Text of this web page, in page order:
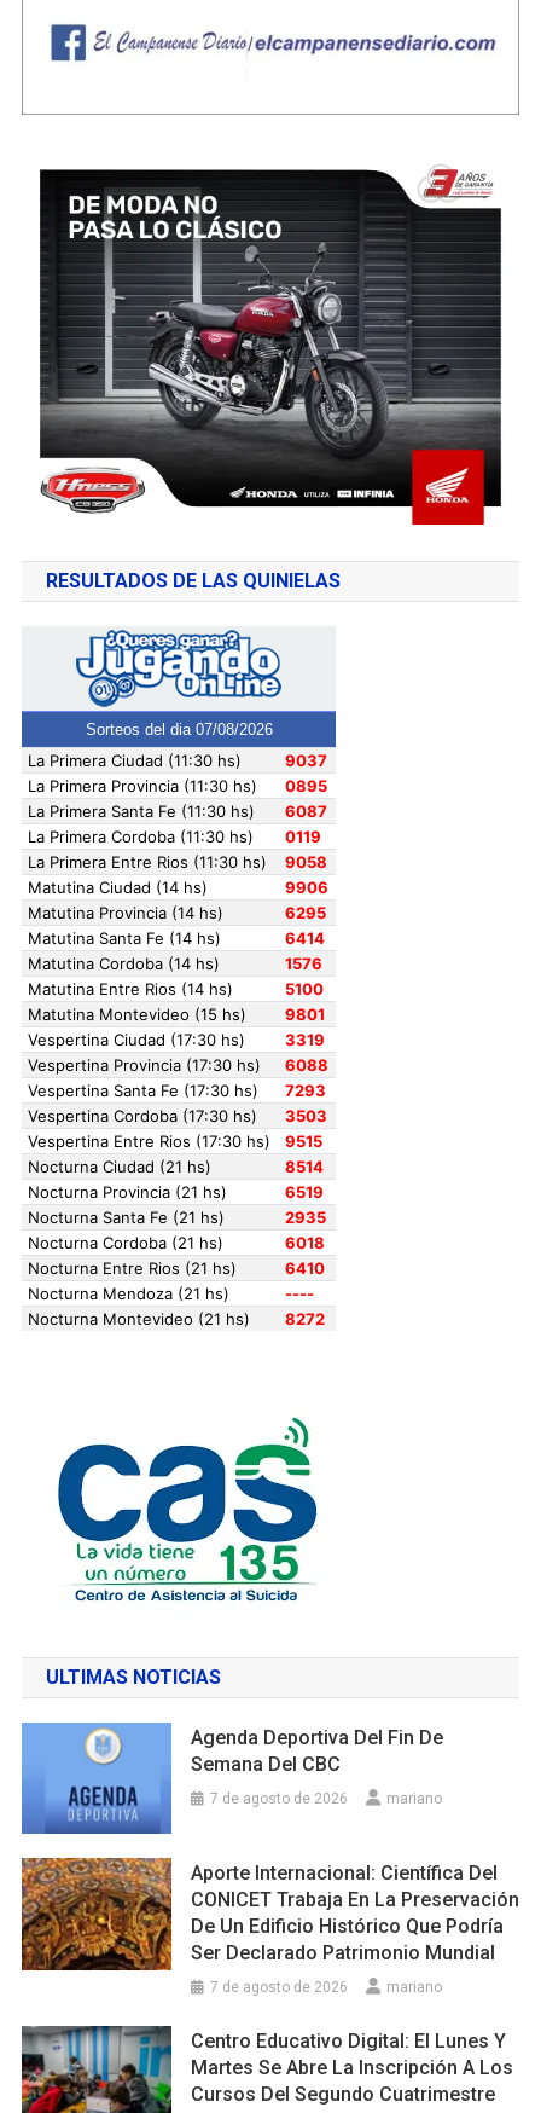
RESULTADOS DE LAS QUINIELAS
ULTIMAS NOTICIAS
Agenda Deportiva Del Fin De
Semana Del CBC
7 de agosto de 2026 mariano
Aporte Internacional: Científica Del
CONICET Trabaja En La Preservación
De Un Edificio Histórico Que Podría
Ser Declarado Patrimonio Mundial
7 de agosto de 2026 mariano
Centro Educativo Digital: El Lunes Y
Martes Se Abre La Inscripción A Los
Cursos Del Segundo Cuatrimestre